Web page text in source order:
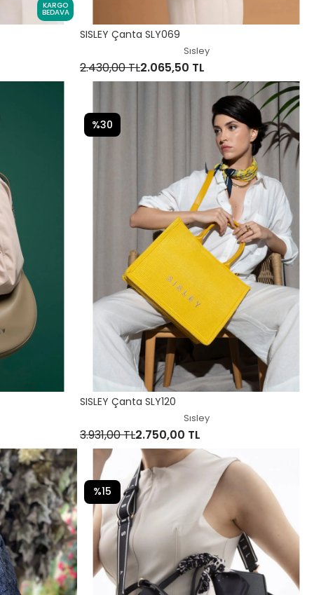
KARGO
BEDAVA
SISLEY Çanta SLY069
Sısley
2.430,00 TL2.065,50 TL
SISLEY Çanta SLY120
Sısley
3.931,00 TL2.750,00 TL
%30
%15